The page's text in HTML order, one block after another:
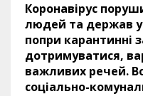
Коронавірус
людей та держав у
попри карантинні
дотримуватися,
важливих речей.
соціально-